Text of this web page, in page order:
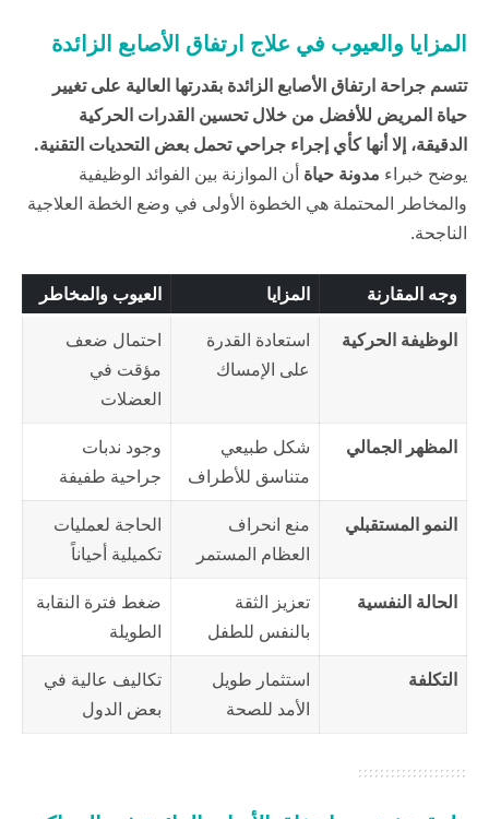
المزايا والعيوب في علاج ارتفاق الأصابع الزائدة
تتسم جراحة ارتفاق الأصابع الزائدة بقدرتها العالية على تغيير
حياة المريض للأفضل من خلال تحسين القدرات الحركية
الدقيقة، إلا أنها كأي إجراء جراحي تحمل بعض التحديات التقنية.
يوضح خبراء مدونة حياة أن الموازنة بين الفوائد الوظيفية
والمخاطر المحتملة هي الخطوة الأولى في وضع الخطة العلاجية
الناجحة.
وجه المقارنة المزايا
العيوب والمخاطر
الوظيفة الحركية
استعادة القدرة
على الإمساك
احتمال ضعف
مؤقت في
العضلات
المظهر الجمالي
شكل طبيعي
متناسق للأطراف
وجود ندبات
جراحية طفيفة
النمو المستقبلي
منع انحراف
العظام المستمر
الحاجة لعمليات
تكميلية أحياناً
الحالة النفسية
تعزيز الثقة
بالنفس للطفل
ضغط فترة النقابة
الطويلة
التكلفة
استثمار طويل
الأمد للصحة
تكاليف عالية في
بعض الدول